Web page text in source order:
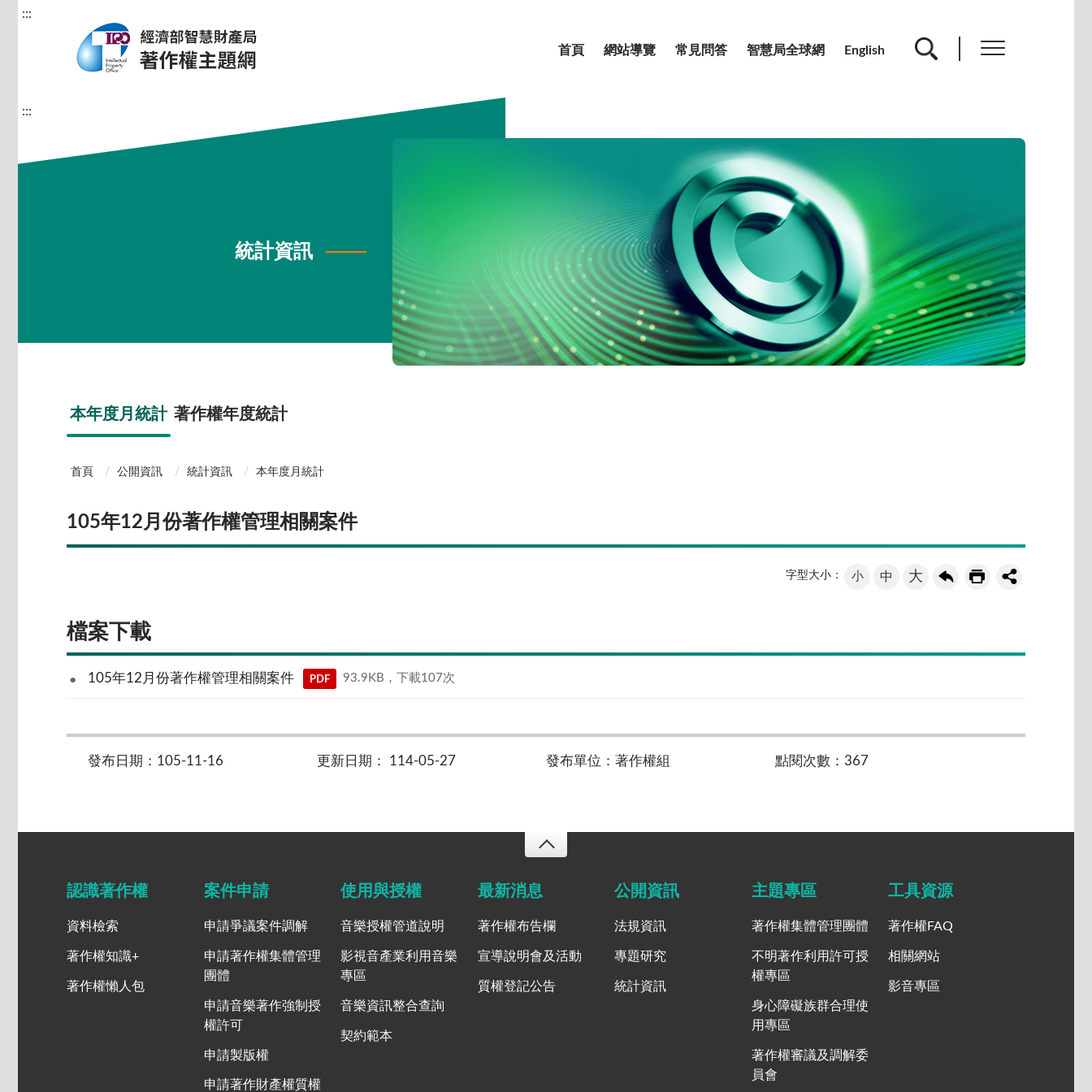
:::
首頁 網站導覽 常見問答 智慧局全球網 English
:::
統計資訊
本年度月統計 著作權年度統計
首頁 公開資訊 統計資訊 本年度月統計
105年12月份著作權管理相關案件
字型大小： 小 中 大
檔案下載
105年12月份著作權管理相關案件 PDF 93.9KB，下載107次
發布日期：105-11-16 更新日期： 114-05-27 發布單位：著作權組 點閱次數：367
認識著作權
資料檢索
著作權知識+
著作權懶人包
案件申請
申請爭議案件調解
申請著作權集體管理
團體
申請音樂著作強制授
權許可
申請製版權
申請著作財產權質權
使用與授權
音樂授權管道說明
影視音產業利用音樂
專區
音樂資訊整合查詢
契約範本
最新消息
著作權布告欄
宣導說明會及活動
質權登記公告
公開資訊
法規資訊
專題研究
統計資訊
主題專區
著作權集體管理團體
不明著作利用許可授
權專區
身心障礙族群合理使
用專區
著作權審議及調解委
員會
工具資源
著作權FAQ
相關網站
影音專區